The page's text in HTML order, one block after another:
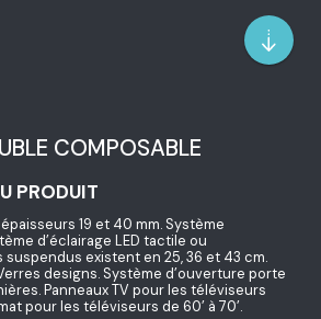
COMPOSABLE
PRODUIT
19 et 40 mm. Système
d’éclairage LED tactile ou
existent en 25, 36 et 43 cm.
designs. Système d’ouverture porte
Panneaux TV pour les téléviseurs
pour les téléviseurs de 60’ à 70’.